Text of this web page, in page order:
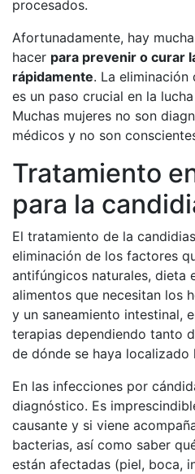
procesados.
Afortunadamente, hay
hacer para prevenir o curar
rápidamente. La
es un paso crucial en la
Muchas mujeres no son
médicos y no son
Tratamiento
para la
El tratamiento de la
eliminación de los factores
antifúngicos naturales, dieta
alimentos que necesitan los
y un saneamiento intestinal,
terapias dependiendo tanto
de dónde se haya
En las infecciones por
diagnóstico. Es
causante y si viene
bacterias, así como saber
están afectadas (piel, boca,